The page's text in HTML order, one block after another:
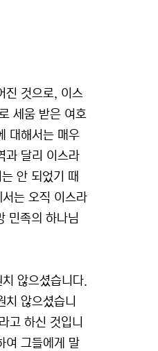
진 것으로, 이스
세움 받은 여호
대해서는 매우
과 달리 이스라
안 되었기 때
서는 오직 이스라
민족의 하나님
않으셨습니다.
않으셨습니
고 하신 것입니
여 그들에게 말